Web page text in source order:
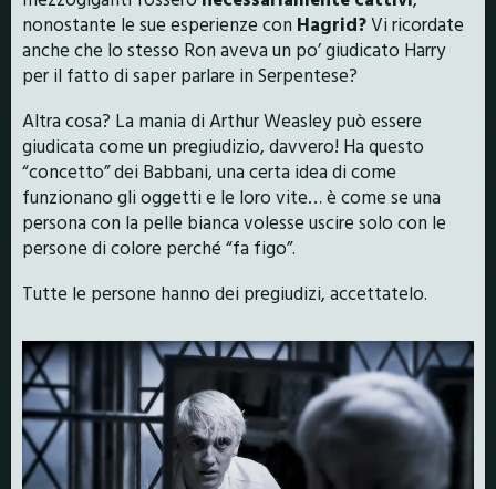
nonostante le sue esperienze con Hagrid?Vi ricordate
anche che lo stesso Ron aveva un po’ giudicato Harry
per il fatto di saper parlare in Serpentese?
Altra cosa? La mania di Arthur Weasley può essere
giudicata come un pregiudizio, davvero! Ha questo
“concetto” dei Babbani, una certa idea di come
funzionano gli oggetti e le loro vite… è come se una
persona con la pelle bianca volesse uscire solo con le
persone di colore perché “fa figo”.
Tutte le persone hanno dei pregiudizi, accettatelo.